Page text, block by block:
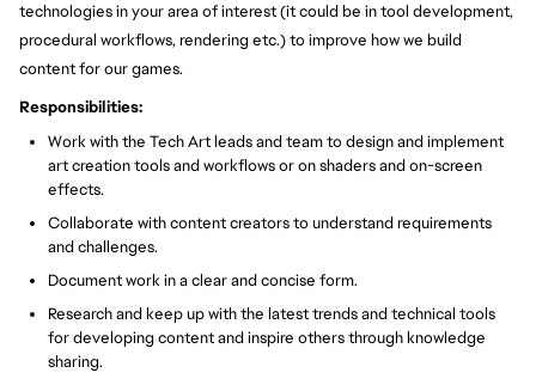
technologies in your area of interest (it could be in tool development,
procedural workflows, rendering etc.) to improve how we build
content for our games.
Responsibilities:
Work with the Tech Art leads and team to design and implement
art creation tools and workflows or on shaders and on-screen
effects.
Collaborate with content creators to understand requirements
and challenges.
Document work in a clear and concise form.
Research and keep up with the latest trends and technical tools
for developing content and inspire others through knowledge
sharing.